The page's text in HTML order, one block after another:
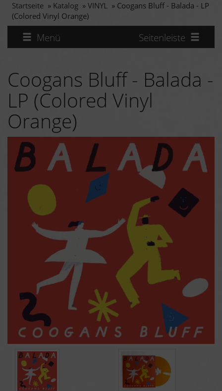
Startseite » Katalog » VINYL » Coogans Bluff - Balada - LP
(Colored Vinyl Orange)
Menü Seitenleiste
Coogans Bluff - Balada -
LP (Colored Vinyl
Orange)